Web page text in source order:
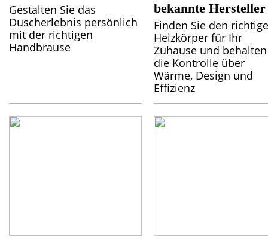
Gestalten Sie das
Duscherlebnis persönlich
mit der richtigen
Handbrause
bekannte Hersteller
Finden Sie den
Heizkörper für Ihr
Zuhause und
die Kontrolle über
Wärme, Design und
Effizienz